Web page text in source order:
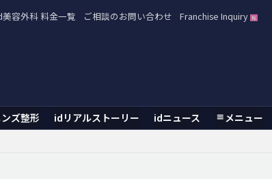
美容外科 料金一覧 ご相談のお問い合わせ Franchise Inquiry
ズ整形 idリアルストーリー idニュース メニュー